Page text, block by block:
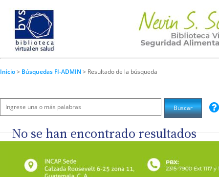
Inicio> Búsquedas FI-ADMIN> Resultado de la búsqueda
No se han encontrado resultados